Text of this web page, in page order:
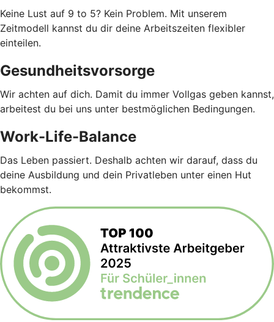
Keine Lust auf 9 to 5? Kein Problem. Mit unserem
Zeitmodell kannst du dir deine Arbeitszeiten flexibler
einteilen.
Gesundheitsvorsorge
Wir achten auf dich. Damit du immer Vollgas geben kannst,
arbeitest du bei uns unter bestmöglichen Bedingungen.
Work-Life-Balance
Das Leben passiert. Deshalb achten wir darauf, dass du
deine Ausbildung und dein Privatleben unter einen Hut
bekommst.